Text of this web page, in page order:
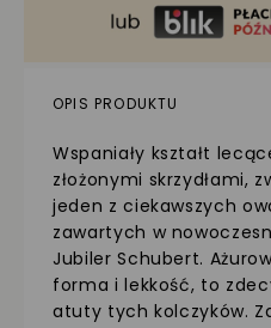
OPIS PRODUKTU
Wspaniały kształt
złożonymi skrzydłami,
jeden z ciekawszych
zawartych w
Jubiler Schubert.
forma i lekkość, to
atuty tych kolczyków.